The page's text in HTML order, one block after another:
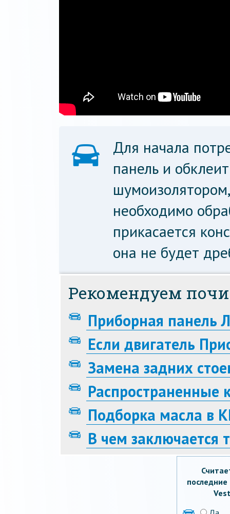
Для начала
панель и
необходимо
прикасается
она не будет
Рекомендуем
Приборная панель
Если двигатель
Замена задних
Подборка масла в
В чем заключается